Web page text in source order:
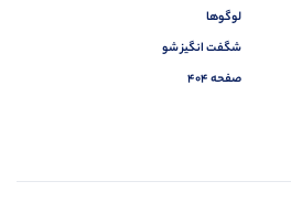
لوگوها
شگفت انگیز شو
صفحه 404